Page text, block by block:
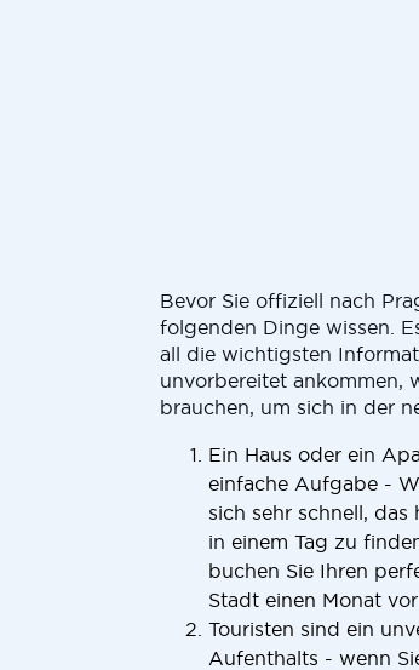
Bevor Sie offiziell nach
folgenden Dinge wissen.
all die wichtigsten
unvorbereitet ankommen,
brauchen, um sich in der
Ein Haus oder ein
einfache Aufgabe -
sich sehr schnell, das
in einem Tag zu
buchen Sie Ihren
Stadt einen Monat
Touristen sind ein
Aufenthalts - wenn